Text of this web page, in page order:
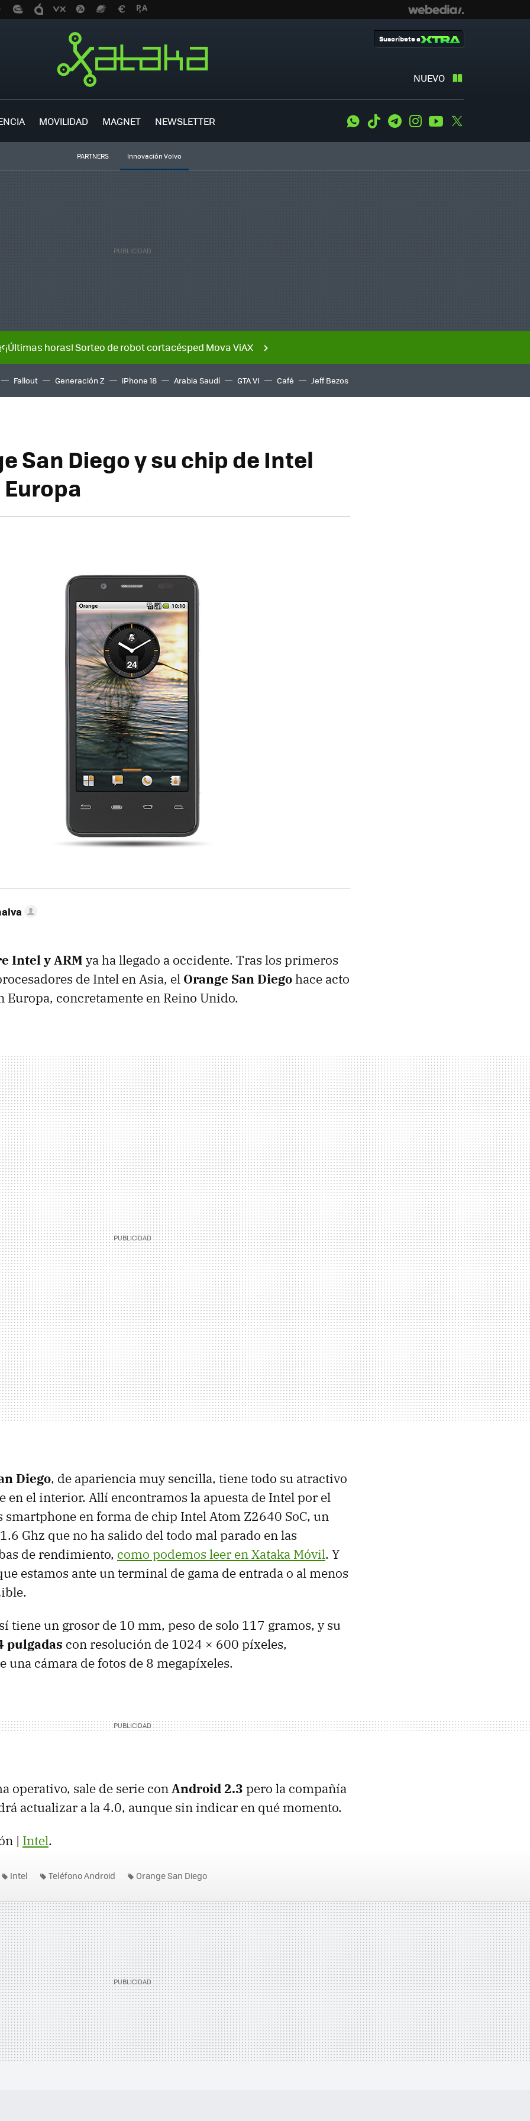
NUEVO
Suscríbete a
MOVILIDAD MAGNET NEWSLETTER WhatsApp
Tiktok TelegramInstagramYoutube
PARTNERS Innovación Volvo
horas! Sorteo de robot cortacésped Mova ViAX
Fallout Generación Z iPhone 18 Arabia Saudí GTA VI Café Jeff Bezos
San Diego y su chip de Intel
Intel y ARM ya ha llegado a occidente. Tras los primeros
de Intel en Asia, el Orange San Diegohace acto
Europa, concretamente en Reino Unido.
Diego, de apariencia muy sencilla, tiene todo su atractivo
en el interior. Allí encontramos la apuesta de Intel por el
smartphone en forma de chip Intel Atom Z2640 SoC, un
Ghz que no ha salido del todo mal parado en las
de rendimiento, como podemos leer en Xataka Móvil. Y
estamos ante un terminal de gama de entrada o al menos
tiene un grosor de 10 mm, peso de solo 117 gramos, y su
pulgadas con resolución de 1024 × 600 píxeles,
una cámara de fotos de 8 megapíxeles.
operativo, sale de serie conAndroid 2.3 pero la compañía
actualizar a la 4.0, aunque sin indicar en qué momento.
| Intel.
Intel Teléfono Android Orange San Diego